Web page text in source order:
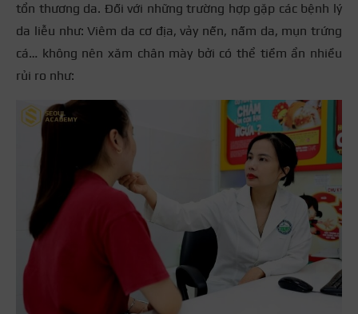
tổn thương da. Đối với những trường hợp gặp các bệnh lý
da liễu như: Viêm da cơ địa, vảy nến, nấm da, mụn trứng
cá… không nên xăm chân mày bởi có thể tiềm ẩn nhiều
rủi ro như: